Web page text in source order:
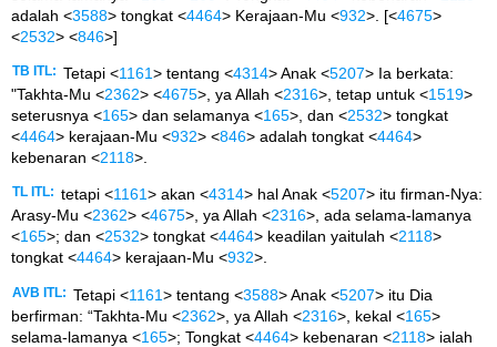
adalah <3588> tongkat <4464> Kerajaan-Mu <932>. [<4675>
<2532> <846>]
TB ITL: Tetapi <1161> tentang <4314> Anak <5207> Ia berkata:
"Takhta-Mu <2362> <4675>, ya Allah <2316>, tetap untuk <1519>
seterusnya <165> dan selamanya <165>, dan <2532> tongkat
<4464> kerajaan-Mu <932> <846> adalah tongkat <4464>
kebenaran <2118>.
TL ITL: tetapi <1161> akan <4314> hal Anak <5207> itu firman-Nya:
Arasy-Mu <2362> <4675>, ya Allah <2316>, ada selama-lamanya
<165>; dan <2532> tongkat <4464> keadilan yaitulah <2118>
tongkat <4464> kerajaan-Mu <932>.
AVB ITL: Tetapi <1161> tentang <3588> Anak <5207> itu Dia
berfirman: “Takhta-Mu <2362>, ya Allah <2316>, kekal <165>
selama-lamanya <165>; Tongkat <4464> kebenaran <2118> ialah